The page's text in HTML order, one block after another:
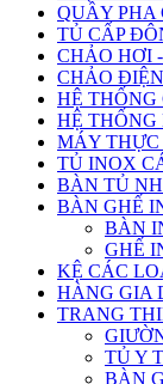
QUẦY PHA
TỦ CẤP
CHẢO HƠI
CHẢO
HỆ THỐNG
HỆ THỐNG
MÁY THỰC
TỦ INOX
BÀN TỦ
BÀN GHẾ
BÀN
GHẾ
KỆ CÁC
HÀNG GIA
TRANG
TỦ Y
BÀN